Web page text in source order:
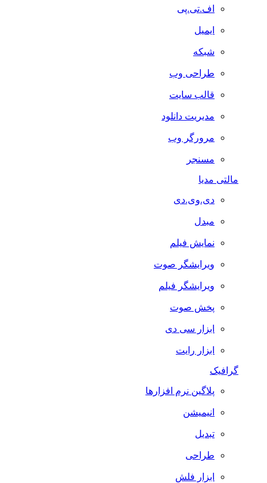
اف.تی.پی
ایمیل
شبکه
طراحی وب
قالب سایت
مدیریت دانلود
مرورگر وب
مسنجر
مالتی مدیا
دی.وی.دی
مبدل
نمایش فیلم
ویرایشگر صوت
ویرایشگر فیلم
پخش صوت
ابزار سی دی
ابزار رایت
گرافیک
پلاگین نرم افزارها
انیمیشن
تبدیل
طراحی
ابزار فلش